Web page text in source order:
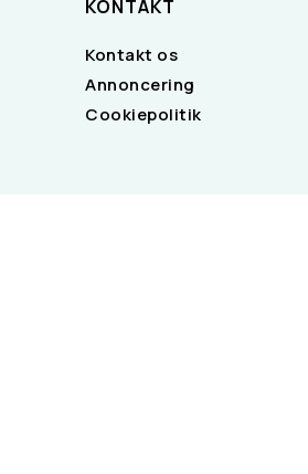
KONTAKT
Kontakt os
Annoncering
Cookiepolitik